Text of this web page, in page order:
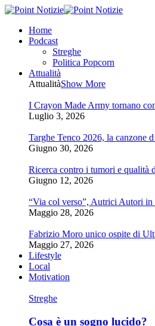
Home
Podcast
Streghe
Politica Popcorn
Attualità
AttualitàShow More
I Crayon Made Army tornano
Luglio 3, 2026
Targhe Tenco 2026, la canzone
Giugno 30, 2026
Ricerca contro i tumori e qualità
Giugno 12, 2026
“Via col verso”, Autrici Autori in
Maggio 28, 2026
Fabrizio Moro unico ospite di
Maggio 27, 2026
Lifestyle
Local
Motivation
Streghe
Cosa è un sogno lucido?